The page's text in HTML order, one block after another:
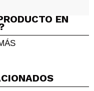
una foto
Imagínatelo...
5/5
EN